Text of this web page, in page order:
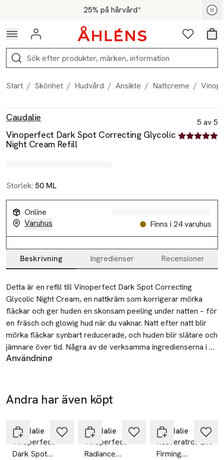
Hoppa till navigationsmenyn25% på hårvård*
För medlemmar - Shoppa nu
Logga in Favoriter
Sök
Start / Skönhet / Hudvård / Ansikte / Nattcreme /
Caudalie
Vinoperfect Dark Spot Correcting Glycolic
Night Cream Refill
5 av 5
5 av fem
Storlek: 50 ML
Online
Varuhus
Finns i 24 varuhus
Beskrivning Ingredienser Recensioner
Beskrivning
Detta är en refill till Vinoperfect Dark Spot Correcting
Glycolic Night Cream, en nattkräm som korrigerar mörka
fläckar och ger huden en skonsam peeling under natten – för
en fräsch och glowig hud när du vaknar. Natt efter natt blir
mörka fläckar synbart reducerade, och huden blir slätare och
jämnare över tid. Några av de verksamma ingredienserna i
formulan är viniferine, papayaenzymer och glykolsyra.
• Korrigerar mörka fläckar
• Passar alla hudtyper
• Vegansk formula
Användning
Tips!
lager, likt en ansiktsmask, på kvällen och låt huden absorbera
krämen medan du sover.
SKU: 66254582
Andra har även köpt
Caudalie
Vinoperfect
Dark Spot
Caudalie
Vinoperfect
Radiance
Caudalie
Resveratrol-Lift
Firming